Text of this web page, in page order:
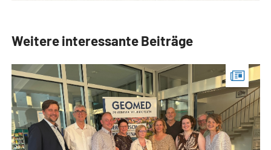
Weitere interessante Beiträge